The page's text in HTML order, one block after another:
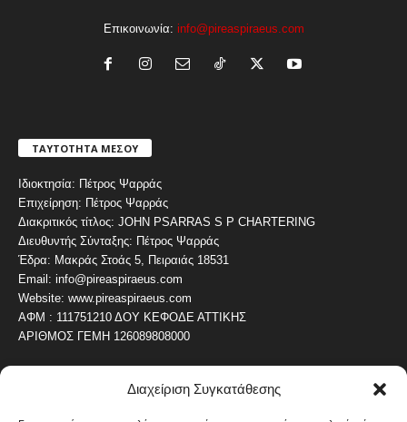
Διαχείριση Συγκατάθεσης
Επικοινωνία: info@pireaspiraeus.com
ΤΑΥΤΟΤΗΤΑ ΜΕΣΟΥ
Ιδιοκτησία: Πέτρος Ψαρράς
Επιχείρηση: Πέτρος Ψαρράς
Διακριτικός τίτλος: JOHN PSARRAS S P CHARTERING
Διευθυντής Σύνταξης: Πέτρος Ψαρράς
Έδρα: Μακράς Στοάς 5, Πειραιάς 18531
Email: info@pireaspiraeus.com
Website: www.pireaspiraeus.com
ΑΦΜ : 111751210 ΔΟΥ ΚΕΦΟΔΕ ΑΤΤΙΚΗΣ
ΑΡΙΘΜΟΣ ΓΕΜΗ 126089808000
ΔΗΜΟΦΙΛΗ ΚΑΤΗΓΟΡΙΑ